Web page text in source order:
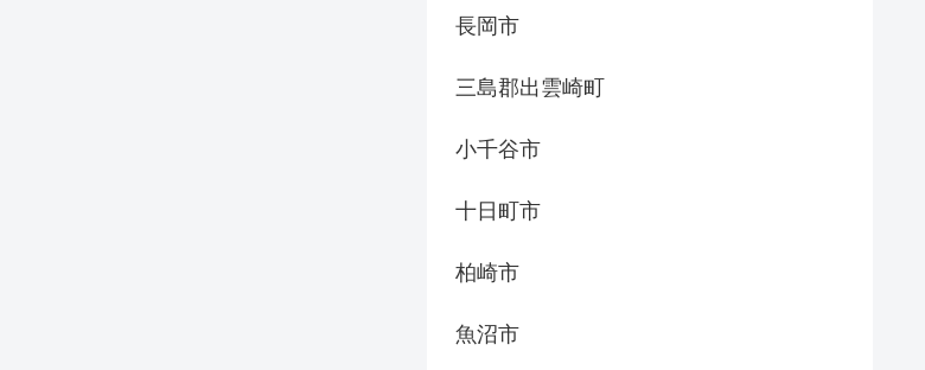
長岡市
三島郡出雲崎町
小千谷市
十日町市
柏崎市
魚沼市